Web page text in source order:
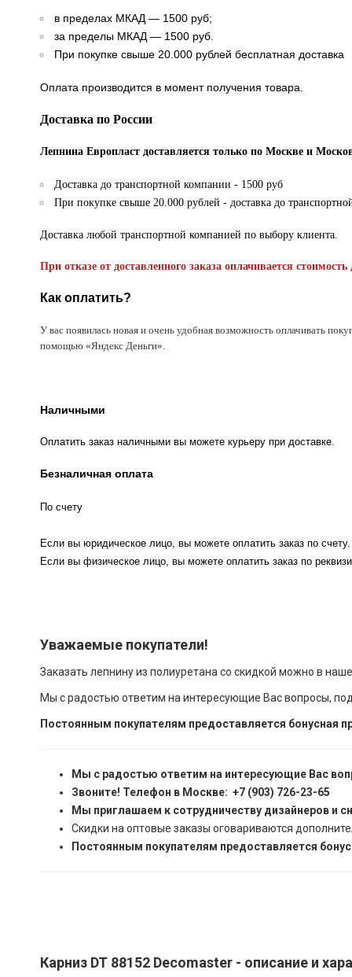
в пределах МКАД — 1500 руб;
за пределы МКАД — 1500 руб.
При покупке свыше 20.000 рублей бесплатная доставка
Оплата производится в момент получения товара.
Доставка по России
Лепнина Европласт доставляется только по Москве и
Доставка до транспортной компании - 1500 руб
При покупке свыше 20.000 рублей - доставка до
Доставка любой транспортной компанией по выбору клиента.
При отказе от доставленного заказа оплачивается стоимость
Как оплатить?
У вас появилась новая и очень удобная возможность оплачивать
помощью «Яндекс Деньги».
Наличными
Оплатить заказ наличными вы можете курьеру при доставке.
Безналичная оплата
По счету
Если вы юридическое лицо, вы можете оплатить заказ по счету.
Если вы физическое лицо, вы можете оплатить заказ по
Уважаемые покупатели!
Заказать лепнину из полиуретана со скидкой можно в
Мы с радостью ответим на интересующие Вас вопросы,
Постоянным покупателям предоставляется бонусная
Мы с радостью ответим на интересующие Вас
Звоните! Телефон в Москве: +7 (903) 726-23-65
Мы приглашаем к сотрудничеству дизайнеров и
Скидки на оптовые заказы оговариваются
Постоянным покупателям предоставляется
Карниз DT 88152 Decomaster - описание и